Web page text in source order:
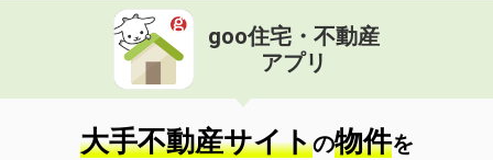
goo住宅・不動産
アプリ
大手不動産サイトの物件を